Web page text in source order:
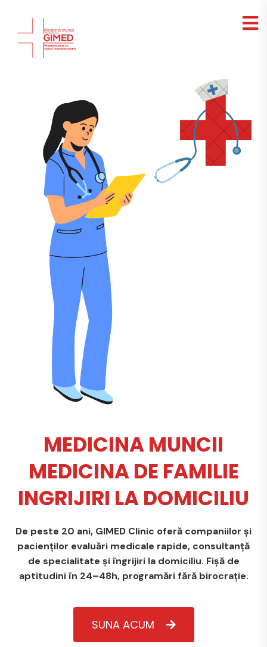
MEDICINA MUNCII
MEDICINA DE FAMILIE
INGRIJIRI LA DOMICILIU
De peste 20 ani, GIMED Clinic oferă companiilor și
pacienților evaluări medicale rapide, consultanță
de specialitate și îngrijiri la domiciliu. Fișă de
aptitudini în 24–48h, programări fără birocrație.
SUNA ACUM